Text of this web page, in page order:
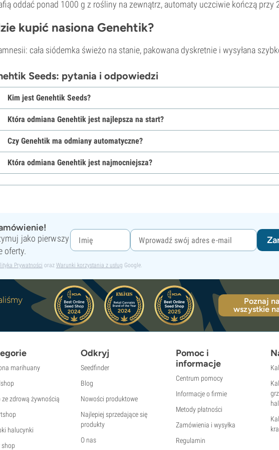
oddać ponad 1000 g z rośliny na zewnątrz, automaty uczciwie kończą przy
kupić nasiona Genehtik?
cała siódemka świeżo na stanie, pakowana dyskretnie i wysyłana
Seeds: pytania i odpowiedzi
Kim jest Genehtik Seeds?
Która odmiana Genehtik jest najlepsza na start?
Czy Genehtik ma odmiany automatyczne?
Która odmiana Genehtik jest najmocniejsza?
jako pierwszy
oferty.
Prywatności oraz Warunki korzystania z usług Google.
Poznaj
wszystkie
marihuany
ze zdrową żywnością
halucynki
shop
Odkryj
Seedfinder
Blog
Nowości produktowe
Najlepiej sprzedające się
produkty
O nas
Pomoc i
informacje
Centrum pomocy
Informacje o firmie
Metody płatności
Zamówienia i wysyłka
Regulamin